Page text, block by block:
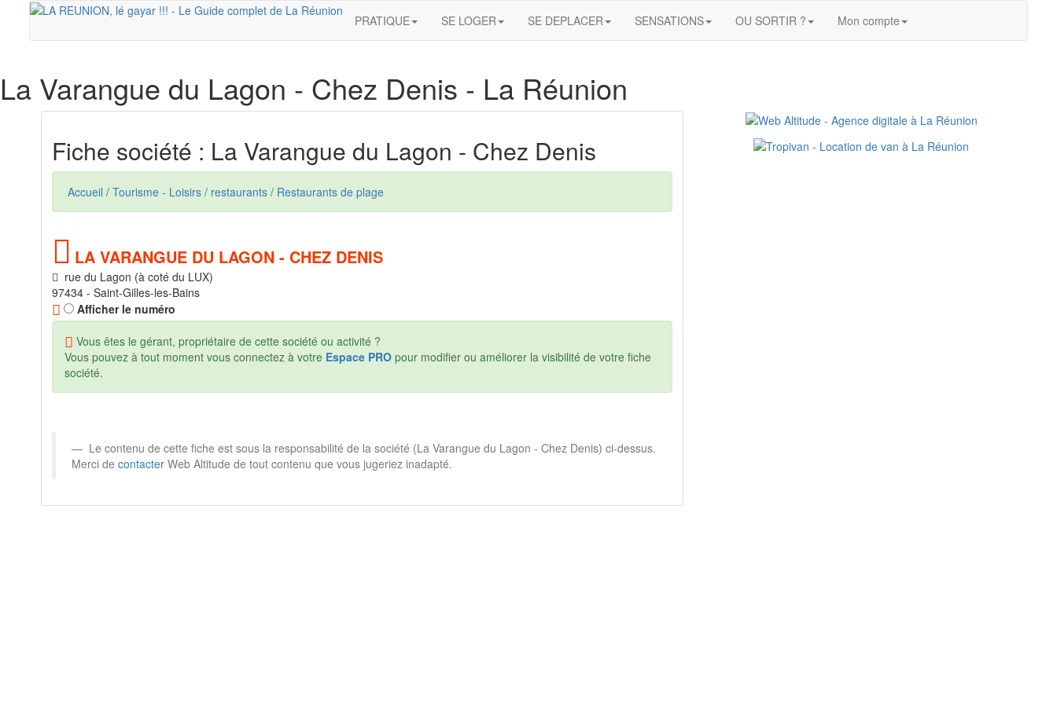
PRATIQUE SE LOGER SE DEPLACER SENSATIONS OU SORTIR ? Mon compte
La Varangue du Lagon - Chez Denis - La Réunion
Fiche société : La Varangue du Lagon - Chez Denis
Accueil / Tourisme - Loisirs / restaurants / Restaurants de plage
LA VARANGUE DU LAGON - CHEZ DENIS
rue du Lagon (à coté du LUX)
97434 - Saint-Gilles-les-Bains
Afficher le numéro
Vous êtes le gérant, propriétaire de cette société ou activité ?
Vous pouvez à tout moment vous connectez à votre Espace PRO pour modifier ou améliorer la visibilité de votre fiche
société.
Le contenu de cette fiche est sous la responsabilité de la société (La Varangue du Lagon - Chez Denis) ci-dessus.
Merci de contacter Web Altitude de tout contenu que vous jugeriez inadapté.